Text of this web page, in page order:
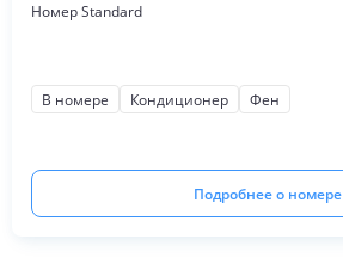
Номер Standard
В номере Кондиционер Фен
Подробнее о номере